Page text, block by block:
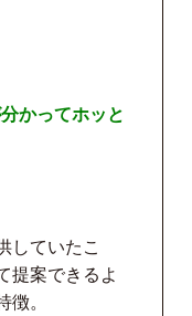
かってホッと
していたこ
提案できるよ
。